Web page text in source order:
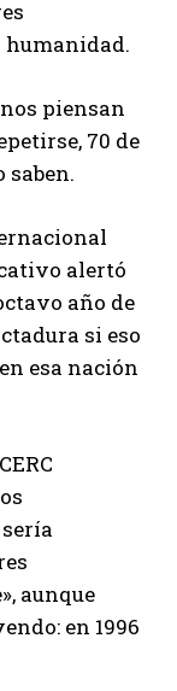
humanidad.
piensan
70 de
saben.
alertó
año de
si eso
esa nación
aunque
en 1996